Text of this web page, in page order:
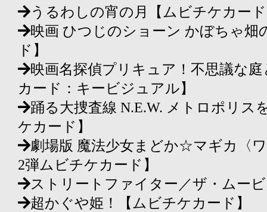
うるわしの宵の月【ムビチケカー
映画 ひつじのショーン かぼちゃ畑
ド】
映画名探偵プリキュア！不思議な
カード：キービジュアル】
踊る大捜査線 N.E.W. メトロポリス
ケカード】
劇場版 魔法少女まどか☆マギカ〈
2弾ムビチケカード】
ストリートファイター／ザ・ムー
超かぐや姫！【ムビチケカード】